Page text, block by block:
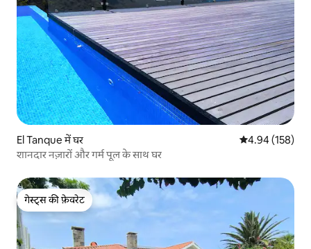
El Tanque में घर औसत रेटिंग 5 में से
4.94 (158)
शानदार नज़ारों और गर्म पूल के साथ घर
गेस्ट्स की फ़ेवरेट
गेस्ट्स की फ़ेवरेट